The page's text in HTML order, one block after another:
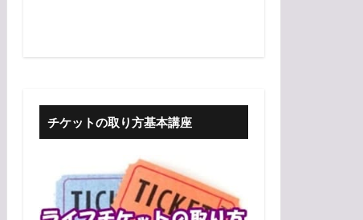
チケットの取り方基本講座